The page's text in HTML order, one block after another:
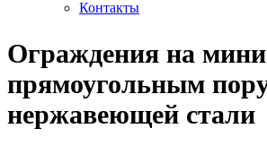
Контакты
Ограждения на
прямоугольным
нержавеющей стали